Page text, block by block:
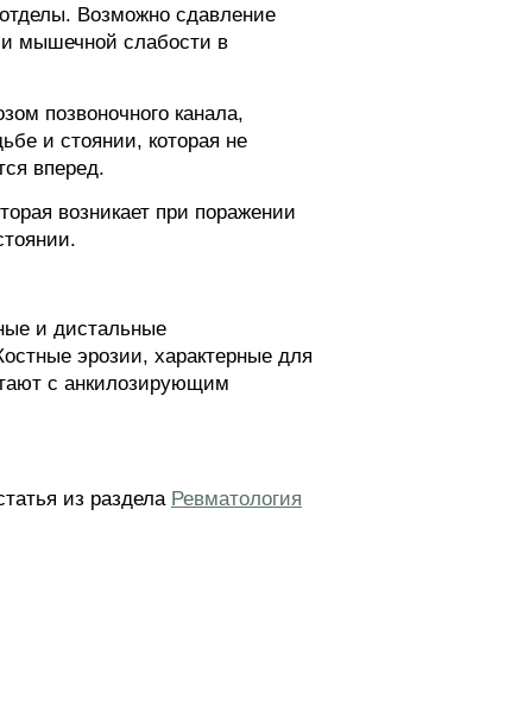
Возможно сдавление
и мышечной слабости в
позвоночного канала,
и стоянии, которая не
вперед.
возникает при поражении
и дистальные
эрозии, характерные для
с анкилозирующим
из раздела Ревматология